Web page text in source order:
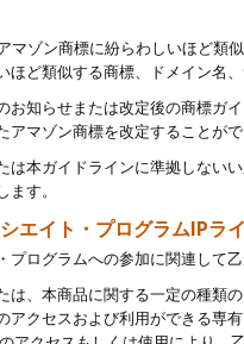
マゾン商標に紛らわしいほど類
ほど類似する商標、ドメイン名
お知らせまたは改定後の商標ガ
アマゾン商標を改定することが
は本ガイドラインに準拠しない
す。
エイト・プログラムIPラ
プログラムへの参加に関連して
は、本商品に関する一定の種類
アクセスおよび利用ができる専